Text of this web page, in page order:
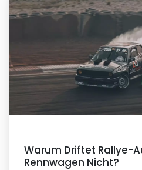
Warum Driftet Rallye-
Rennwagen Nicht?